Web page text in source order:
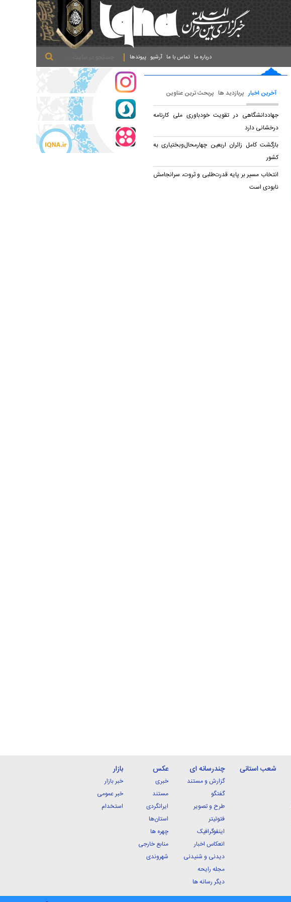
پیوندها آرشیو تماس با ما درباره ما
آخرین اخبار پربازدید ها پربحث ترین عناوین
جهاددانشگاهی در تقویت خودباوری ملی کارنامه
درخشانی دارد
بازگشت کامل زائران اربعین چهارمحال‌وبختیاری به
کشور
انتخاب مسیر بر پایه قدرت‌طلبی و ثروت، سرانجامش
نابودی است
شعب استانی چندرسانه ای
گزارش و مستند
گفتگو
طرح و تصویر
فتوتیتر
اینفوگرافیک
انعکاس اخبار
دیدنی و شنیدنی
مجله رایحه
دیگر رسانه ها
عکس
خبری
مستند
ایرانگردی
استان‌ها
چهره ها
منابع خارجی
شهروندی
بازار
خبر بازار
خبر عمومی
استخدام